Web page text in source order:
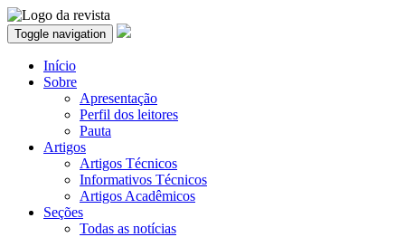
Toggle navigation
Início
Sobre
Apresentação
Perfil dos leitores
Pauta
Artigos
Artigos Técnicos
Informativos Técnicos
Artigos Acadêmicos
Seções
Todas as notícias